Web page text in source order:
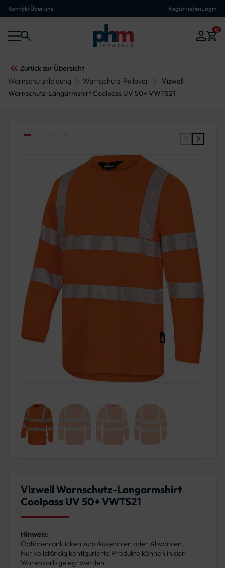
KontaktÜber uns RegistrierenLogin
0
Zurück zur Übersicht
Warnschutzkleidung
Warnschutz-Pullover
Vizwell
Warnschutz-Langarmshirt Coolpass UV 50+ VWTS21
Vizwell Warnschutz-Langarmshirt
Coolpass UV 50+ VWTS21
Hinweis:
Optionen anklicken zum Auswählen oder Abwählen.
Nur vollständig konfigurierte Produkte können in den
Warenkorb gelegt werden.